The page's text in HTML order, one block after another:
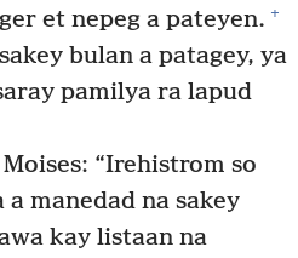
et nepeg a pateyen. +
bulan a patagey, ya
pamilya ra lapud
“Irehistrom so
manedad na sakey
kay listaan na